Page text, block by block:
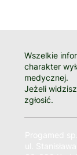
Wszelkie
charakter
medycznej.
Jeżeli
zgłosić.